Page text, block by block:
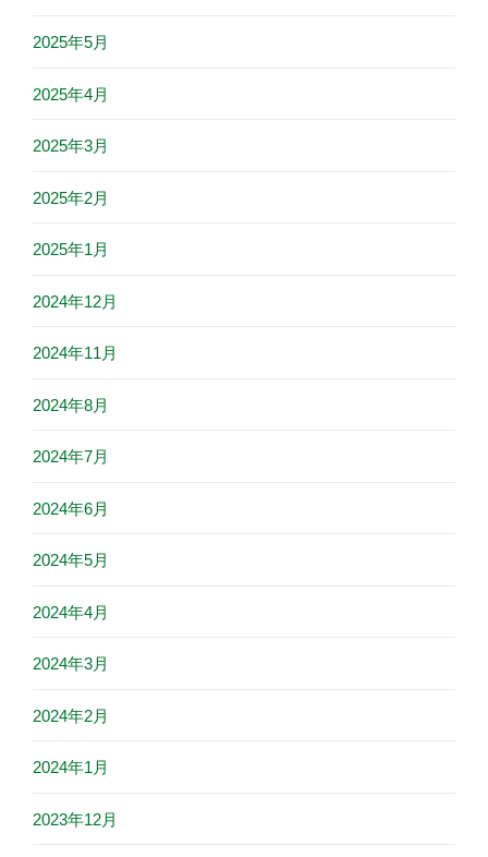
2025年5月
2025年4月
2025年3月
2025年2月
2025年1月
2024年12月
2024年11月
2024年8月
2024年7月
2024年6月
2024年5月
2024年4月
2024年3月
2024年2月
2024年1月
2023年12月